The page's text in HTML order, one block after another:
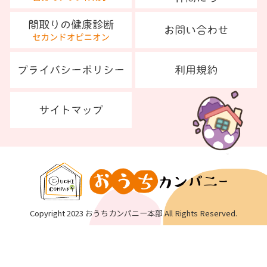
Copyright 2023 おうちカンパニー本部 All Rights Reserved.